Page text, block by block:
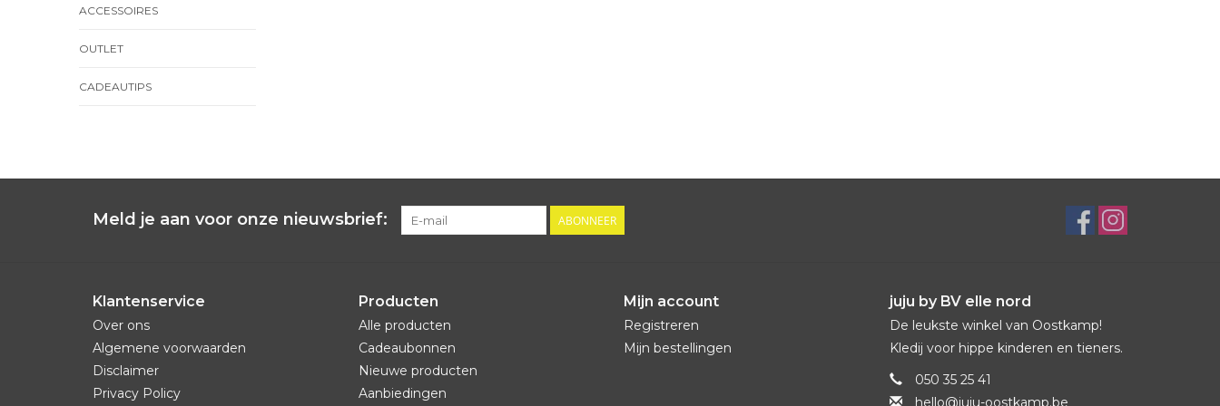
ACCESSOIRES
OUTLET
CADEAUTIPS
Meld je aan voor onze nieuwsbrief: ABONNEER
Klantenservice
Over ons
Algemene voorwaarden
Disclaimer
Privacy Policy
Producten
Alle producten
Cadeaubonnen
Nieuwe producten
Aanbiedingen
Mijn account
Registreren
Mijn bestellingen
juju by BV elle nord
De leukste winkel van Oostkamp!
Kledij voor hippe kinderen en tieners.
050 35 25 41
hello@juju-oostkamp.be